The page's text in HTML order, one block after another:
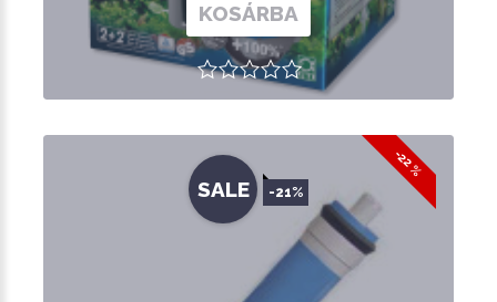
KOSÁRBA
-22 %
SALE -21%